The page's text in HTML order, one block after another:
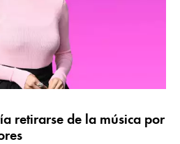
retirarse de la música por